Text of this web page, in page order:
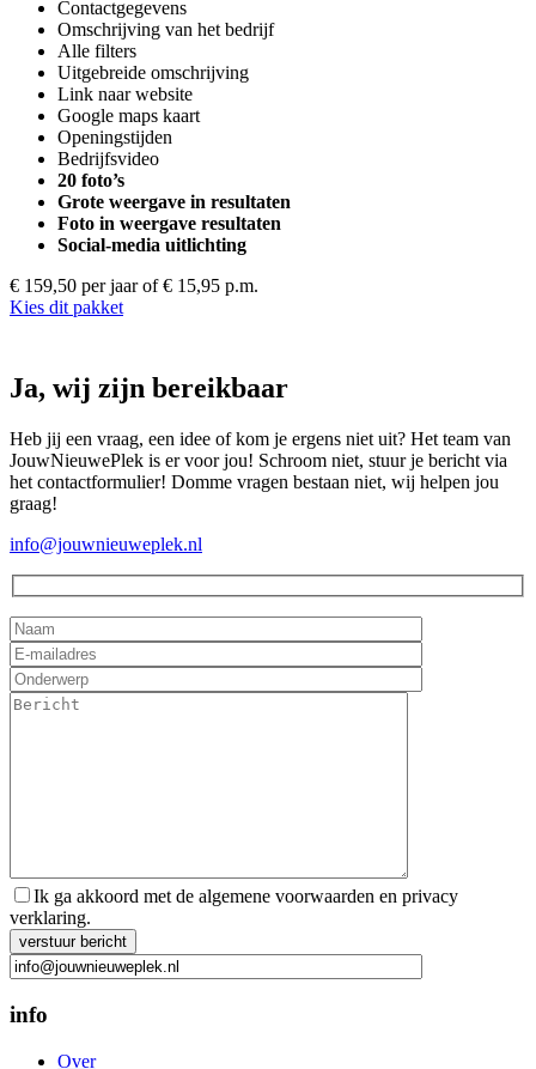
Contactgegevens
Omschrijving van het bedrijf
Alle filters
Uitgebreide omschrijving
Link naar website
Google maps kaart
Openingstijden
Bedrijfsvideo
20 foto’s
Grote weergave in resultaten
Foto in weergave resultaten
Social-media uitlichting
€ 159,50 per jaar of € 15,95 p.m.
Kies dit pakket
Ja, wij zijn bereikbaar
Heb jij een vraag, een idee of kom je ergens niet uit? Het team van
JouwNieuwePlek is er voor jou! Schroom niet, stuur je bericht via
het contactformulier! Domme vragen bestaan niet, wij helpen jou
graag!
info@jouwnieuweplek.nl
Ik ga akkoord met de algemene voorwaarden en privacy
verklaring.
Gelieve dit veld leeg te laten.
info
Over